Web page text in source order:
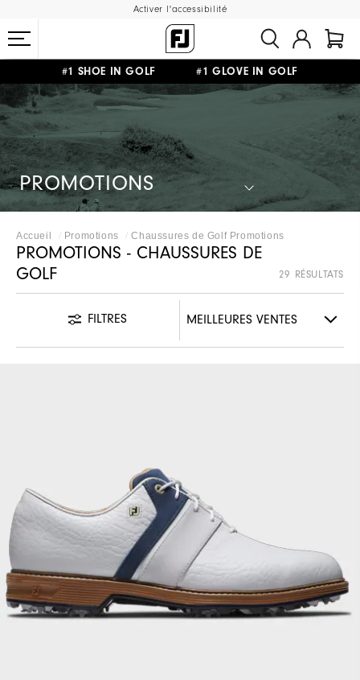
Activer l'accessibilité
#1 SHOE IN GOLF #1 GLOVE IN GOLF
LIVRAISON OFFERTEDÈS 99€+& RETOUR GRATUIT
PROMOTIONS
Accueil Promotions Chaussures de Golf Promotions
PROMOTIONS - CHAUSSURES DE
GOLF
29 RÉSULTATS
FILTRES